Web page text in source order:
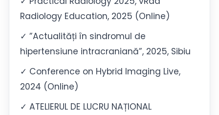
Radiology Education, 2025 (Online)
✓ ”Actualități în sindromul de
hipertensiune intracraniană”, 2025, Sibiu
✓ Conference on Hybrid Imaging Live,
2024 (Online)
✓ ATELIERUL DE LUCRU NAȚIONAL